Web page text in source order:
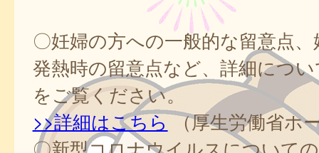
〇妊婦の方への一般的な留意点
発熱時の留意点など、詳細につ
をご覧ください。
>>詳細はこちら（厚生労働省ホ